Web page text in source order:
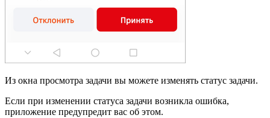
Из окна просмотра задачи вы можете изменять статус задачи.
Если при изменении статуса задачи возникла ошибка,
приложение предупредит вас об этом.